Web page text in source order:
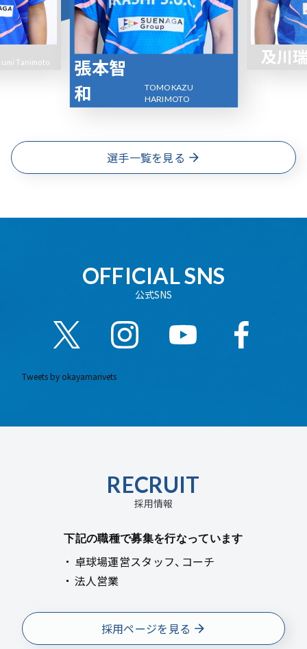
Tanimoto
張本智
和
TOMOKAZU
HARIMOTO
及川
選手一覧を見る
OFFICIAL SNS
公式SNS
Tweets by okayamarivets
RECRUIT
採用情報
下記の職種で募集を行なっています
卓球場運営スタッフ、コーチ
法人営業
採用ページを見る